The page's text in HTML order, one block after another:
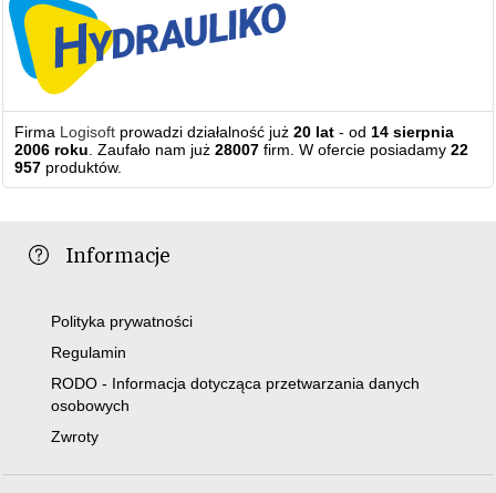
Firma Logisoft prowadzi działalność już20 lat - od 14 sierpnia
2006 roku . Zaufało nam już28007 firm. W ofercie posiadamy22
957 produktów.
Informacje
Polityka prywatności
Regulamin
RODO - Informacja dotycząca przetwarzania danych
osobowych
Zwroty